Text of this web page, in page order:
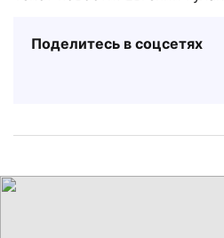
Поделитесь в соцсетях